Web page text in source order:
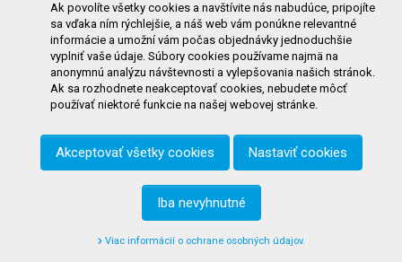
KONTAKT
TURON GASTRO s.r.o.
Starohorského 4328/3
031 01 Liptovský Mikuláš
Slovenská republika
Telefón:+421 911 585 730
objednavky@tgastro.sk
© 2021tgastro.sk- developed bycreative solution
Ak povolíte všetky cookies a navštívite nás nabudúce, pripojíte
sa vďaka ním rýchlejšie, a náš web vám ponúkne relevantné
informácie a umožní vám počas objednávky jednoduchšie
vyplniť vaše údaje. Súbory cookies používame najmä na
anonymnú analýzu návštevnosti a vylepšovania našich stránok.
Ak sa rozhodnete neakceptovať cookies, nebudete môcť
používať niektoré funkcie na našej webovej stránke.
Akceptovať všetky cookies Nastaviť cookies
Iba nevyhnutné
Viac informácií o ochrane osobných údajov.